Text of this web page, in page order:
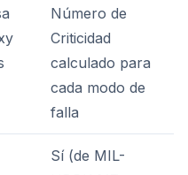
Número de
Criticidad
calculado para
cada modo de
falla
Sí (de MIL-